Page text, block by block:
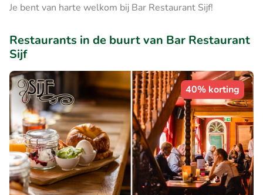
Je bent van harte welkom bij Bar Restaurant Sijf!
Restaurants in de buurt van Bar Restaurant
Sijf
40% korting